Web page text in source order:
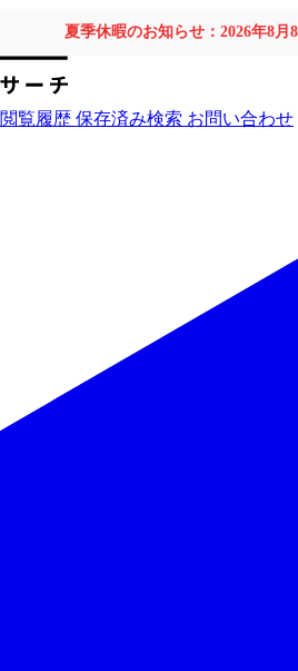
夏季休暇のお知らせ：2026年8
閲覧履歴 保存済み検索 お問い合わせ